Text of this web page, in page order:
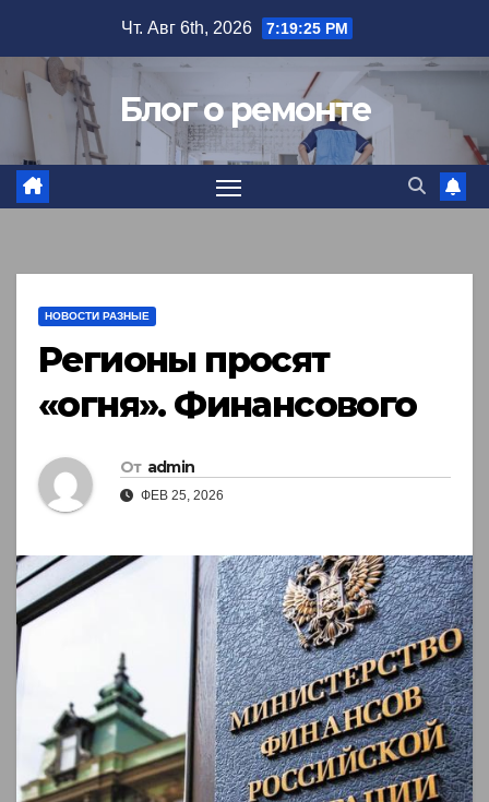
содержимому
Чт. Авг 6th, 2026 7:19:26 PM
Блог о ремонте
НОВОСТИ РАЗНЫЕ
Регионы просят
«огня». Финансового
От admin
ФЕВ 25, 2026